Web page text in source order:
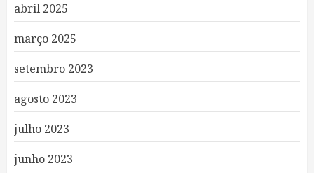
abril 2025
março 2025
setembro 2023
agosto 2023
julho 2023
junho 2023